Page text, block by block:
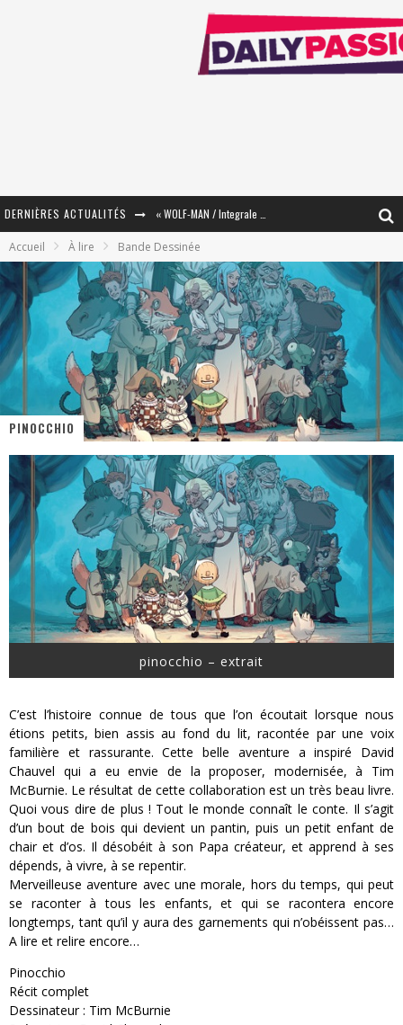
DERNIÈRES ACTUALITÉS
« Mon Village Révolté » - Combattre un Projet !
« Le Béton et le Bambou / Propositions pour Mayotte et le Monde. » - Améliorations !
Star Fox
PsyRiver 2026 : la magie revient sur les rives de l’Aar
« MOFUSAND / Parler Japonais » – Des Expressions Pratiques !
« Dr Wertham / L’homme qui étudia les tueurs en série » - Un Métier à Risque !
Assassin's Creed Black Flag Resynced
« Le Vent dand les Saules » - Une Belle Histoire !
« Damn Them All » - Un duo de Choc !
Yoshi and the mysterious book
Accueil À lire Bande Dessinée
PINOCCHIO
pinocchio – extrait
C’est l’histoire connue de tous que l’on écoutait lorsque nous
étions petits, bien assis au fond du lit, racontée par une voix
familière et rassurante. Cette belle aventure a inspiré David
Chauvel qui a eu envie de la proposer, modernisée, à Tim
McBurnie. Le résultat de cette collaboration est un très beau livre.
Quoi vous dire de plus ! Tout le monde connaît le conte. Il s’agit
d’un bout de bois qui devient un pantin, puis un petit enfant de
chair et d’os. Il désobéit à son Papa créateur, et apprend à ses
dépends, à vivre, à se repentir.
Merveilleuse aventure avec une morale, hors du temps, qui peut
se raconter à tous les enfants, et qui se racontera encore
longtemps, tant qu’il y aura des garnements qui n’obéissent pas…
A lire et relire encore…
Pinocchio
Récit complet
Dessinateur : Tim McBurnie